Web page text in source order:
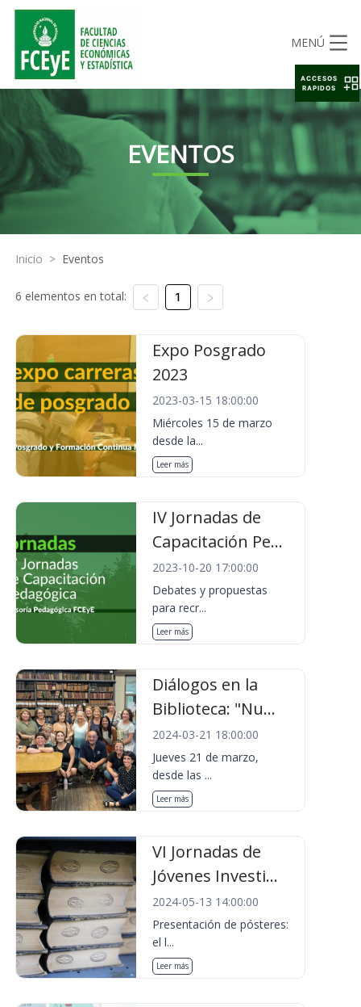
MENÚ
EVENTOS
Inicio > Eventos
6 elementos en total: 1
Expo Posgrado
2023
2023-03-15 18:00:00
Miércoles 15 de marzo
desde la...
Leer más
IV Jornadas de
Capacitación Pe...
2023-10-20 17:00:00
Debates y propuestas
para recr...
Leer más
Diálogos en la
Biblioteca: "Nu...
2024-03-21 18:00:00
Jueves 21 de marzo,
desde las ...
Leer más
VI Jornadas de
Jóvenes Investi...
2024-05-13 14:00:00
Presentación de pósteres:
el l...
Leer más
ACCESOS
RAPIDOS